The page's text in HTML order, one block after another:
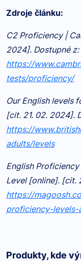
Zdroje článku:
C2 Proficiency |
2024]. Dostupné z:
https://
tests/proficiency/
Our English levels
[cit. 21. 02. 2024].
https://
adults/levels
English
Level [online]. [cit.
https://
proficiency-
Produkty, kde